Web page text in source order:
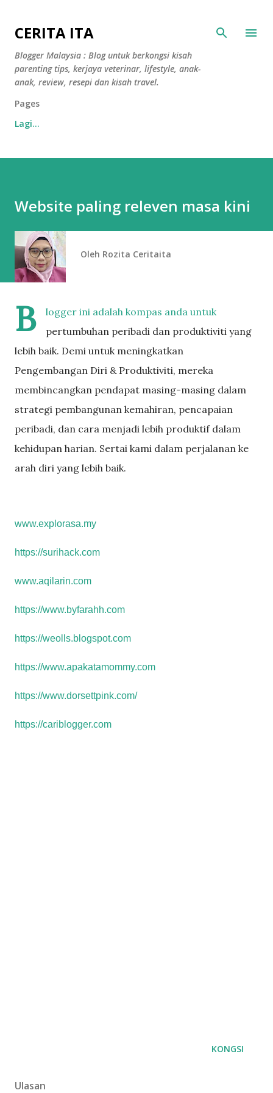
CERITA ITA
Blogger Malaysia : Blog untuk berkongsi kisah
parenting tips, kerjaya veterinar, lifestyle, anak-
anak, review, resepi dan kisah travel.
Pages
Lagi…
Website paling releven masa kini
Oleh Rozita Ceritaita
B
logger ini adalah kompas anda untuk
pertumbuhan peribadi dan produktiviti yang
lebih baik. Demi untuk meningkatkan
Pengembangan Diri & Produktiviti, mereka
membincangkan pendapat masing-masing dalam
strategi pembangunan kemahiran, pencapaian
peribadi, dan cara menjadi lebih produktif dalam
kehidupan harian. Sertai kami dalam perjalanan ke
arah diri yang lebih baik.
www.explorasa.my
https://surihack.com
www.aqilarin.com
https://www.byfarahh.com
https://weolls.blogspot.com
https://www.apakatamommy.com
https://www.dorsettpink.com/
https://cariblogger.com
KONGSI
Ulasan